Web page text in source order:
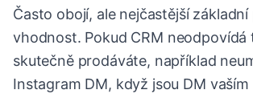
Často obojí, ale nejčastější
vhodnost. Pokud CRM neodpovídá
skutečně prodáváte, například
Instagram DM, když jsou DM vaším